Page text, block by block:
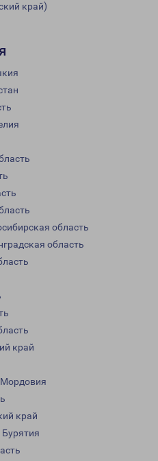
край)
область
область
край
Мордовия
край